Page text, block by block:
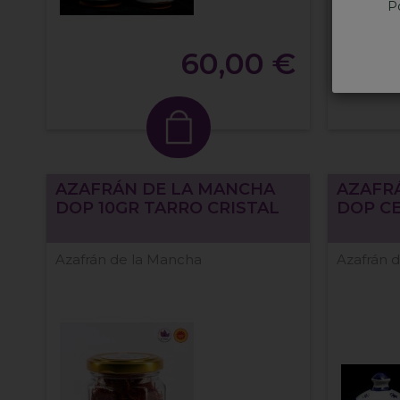
60,00 €
AZAFRÁN DE LA MANCHA
DOP 10GR TARRO CRISTAL
DOP